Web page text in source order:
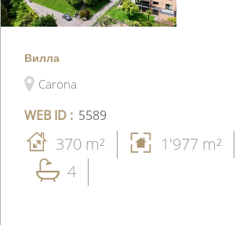
Вилла
Carona
WEB ID : 5589
370 m² 1'977 m²
4